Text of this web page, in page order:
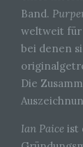
Band.
weltweit für
bei denen
Die
Ian Paice ist